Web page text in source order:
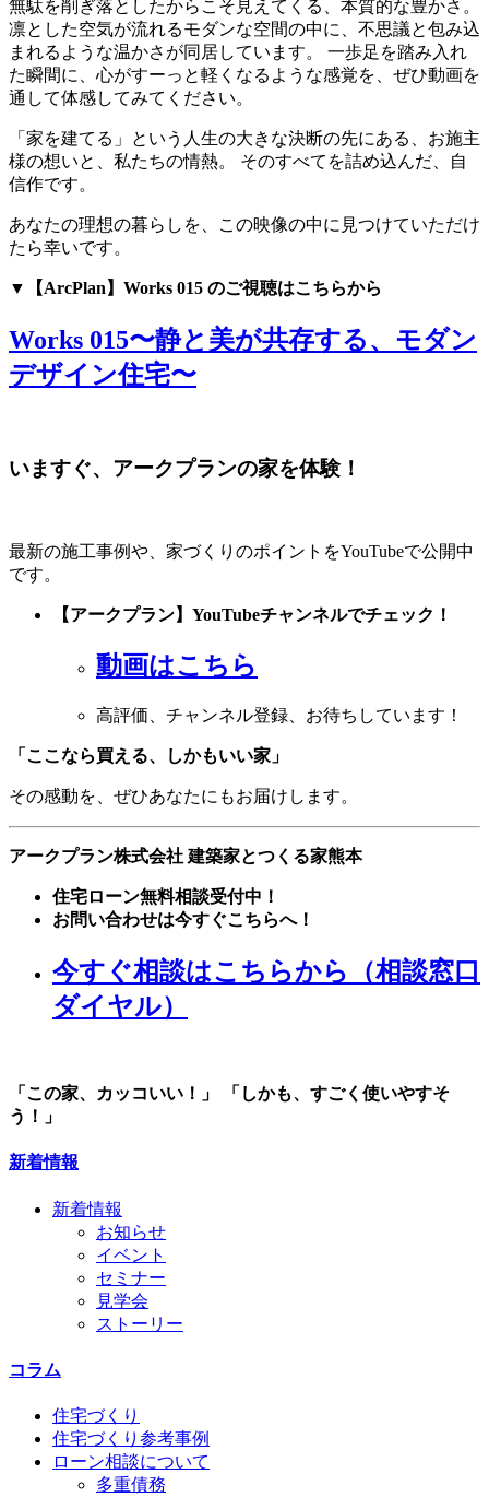
無駄を削ぎ落としたからこそ見えてくる、本質的な豊かさ。
凛とした空気が流れるモダンな空間の中に、不思議と包み込
まれるような温かさが同居しています。 一歩足を踏み入れ
た瞬間に、心がすーっと軽くなるような感覚を、ぜひ動画を
通して体感してみてください。
「家を建てる」という人生の大きな決断の先にある、お施主
様の想いと、私たちの情熱。 そのすべてを詰め込んだ、自
信作です。
あなたの理想の暮らしを、この映像の中に見つけていただけ
たら幸いです。
▼【ArcPlan】Works 015 のご視聴はこちらから
Works 015〜静と美が共存する、モダン
デザイン住宅〜
いますぐ、アークプランの家を体験！
最新の施工事例や、家づくりのポイントをYouTubeで公開中
です。
【アークプラン】YouTubeチャンネルでチェック！
動画はこちら
高評価、チャンネル登録、お待ちしています！
「ここなら買える、しかもいい家」
その感動を、ぜひあなたにもお届けします。
アークプラン株式会社 建築家とつくる家熊本
住宅ローン無料相談受付中！
お問い合わせは今すぐこちらへ！
今すぐ相談はこちらから（相談窓口
ダイヤル）
「この家、カッコいい！」
「しかも、すごく使いやすそ
う！」
新着情報
新着情報
お知らせ
イベント
セミナー
見学会
ストーリー
コラム
住宅づくり
住宅づくり参考事例
ローン相談について
多重債務